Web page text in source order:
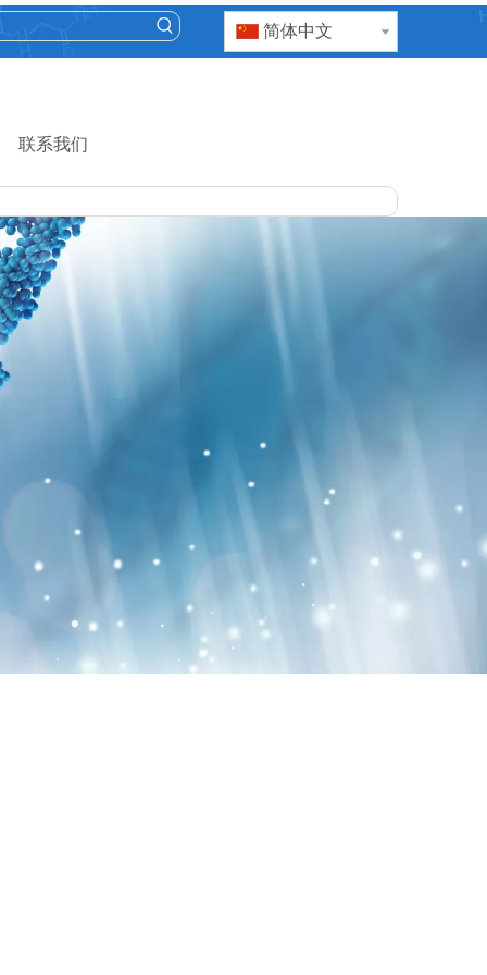
简体中文
联系我们